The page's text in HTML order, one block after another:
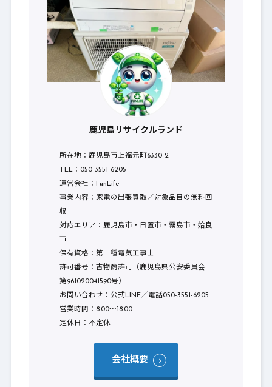
鹿児島リサイクルランド
所在地：鹿児島市上福元町6330-2
TEL：050-3551-6205
運営会社：FunLife
事業内容：家電の出張買取／対象品目の無料回
収
対応エリア：鹿児島市・日置市・霧島市・姶良
市
保有資格：第二種電気工事士
許可番号：古物商許可（鹿児島県公安委員会
第961020041590号）
お問い合わせ：公式LINE／電話050-3551-6205
営業時間：8:00〜18:00
定休日：不定休
会社概要